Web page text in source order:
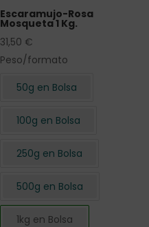
Escaramujo-Rosa
Mosqueta 1 Kg.
31,50 €
Peso/formato
50g en Bolsa
100g en Bolsa
250g en Bolsa
500g en Bolsa
1kg en Bolsa